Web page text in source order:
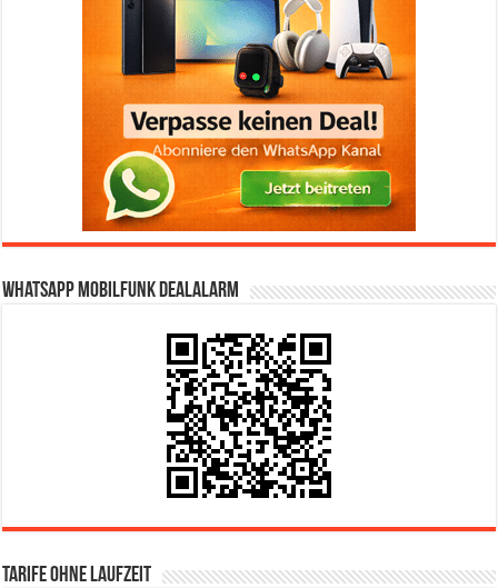
WhatsApp Mobilfunk DealAlarm
Tarife ohne Laufzeit